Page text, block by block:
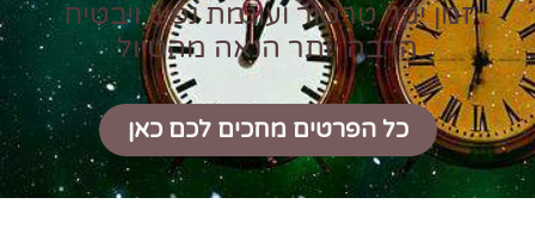
זמן יקר טרטור ועוגמת נפש ויבטיח
הרבה יותר הנאה מהטיול
כל הפרטים מחכים לכם כאן